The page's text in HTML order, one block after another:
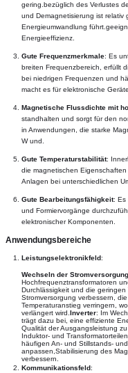
gering.bezüglich des Verlustes
und Demagnetisierung ist relativ
Energieumwandlung
Energieeffizienz.
Gute Frequenzmerkmale: Es
breiten Frequenzbereich, erfüllt
bei niedrigen Frequenzen und
macht es für elektronische
Magnetische Flussdichte mit
standhalten und sorgt für den
in Anwendungen, die starke
W und.
Gute Temperaturstabilität:
die magnetischen
Anlagen bei unterschiedlichen
Gute Bearbeitungsfähigkeit: Es
und Formiervorgänge
elektronischer Komponenten.
Anwendungsbereiche
Leistungselektronikfeld :
Wechseln der Stromversorgung
Hochfrequenztransformatoren
Durchlässigkeit und die
Stromversorgung verbessern,
Temperaturanstieg verringern,
verlängert wird. Inverter: Im
trägt dazu bei, eine effiziente
Qualität der Ausgangsleistung
Induktor- und
häufigen An- und Stillstands-
anpassen,Stabilisierung des
verbessern.
Kommunikationsfeld :